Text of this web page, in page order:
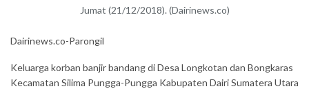
Jumat (21/12/2018). (Dairinews.co)
Dairinews.co-Parongil
Keluarga korban banjir bandang di Desa Longkotan dan Bongkaras
Kecamatan Silima Pungga-Pungga Kabupaten Dairi Sumatera Utara